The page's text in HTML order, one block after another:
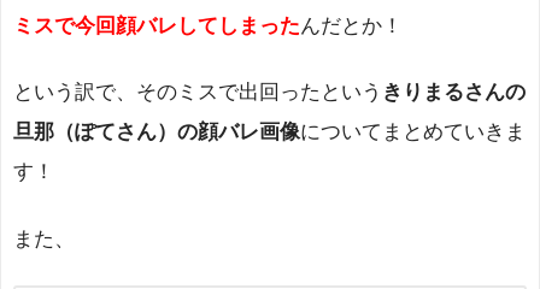
ミスで今回顔バレしてしまったんだとか！
という訳で、そのミスで出回ったという きりまるさんの
旦那（ぽてさん）の顔バレ画像についてまとめていきま
す！
また、